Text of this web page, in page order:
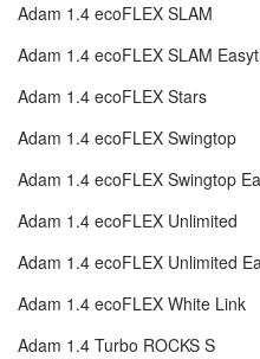
Adam 1.4 ecoFLEX SLAM
Adam 1.4 ecoFLEX SLAM
Adam 1.4 ecoFLEX Stars
Adam 1.4 ecoFLEX Swingtop
Adam 1.4 ecoFLEX Swingtop
Adam 1.4 ecoFLEX Unlimited
Adam 1.4 ecoFLEX Unlimited
Adam 1.4 ecoFLEX White Link
Adam 1.4 Turbo ROCKS S